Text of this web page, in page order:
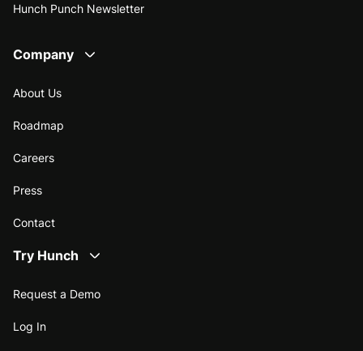
Hunch Punch Newsletter
Company
About Us
Roadmap
Careers
Press
Contact
Try Hunch
Request a Demo
Log In